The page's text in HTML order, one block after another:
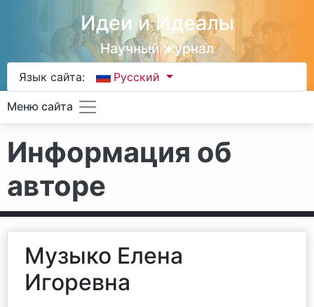
Идеи и Идеалы
Научный журнал
Язык сайта: Русский
Меню сайта
Информация об
авторе
Музыко Елена
Игоревна